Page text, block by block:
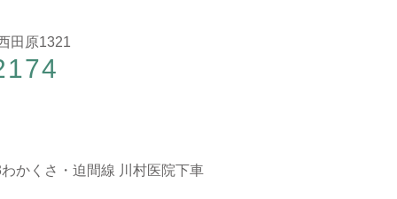
田原1321
かくさ・迫間線 川村医院下車